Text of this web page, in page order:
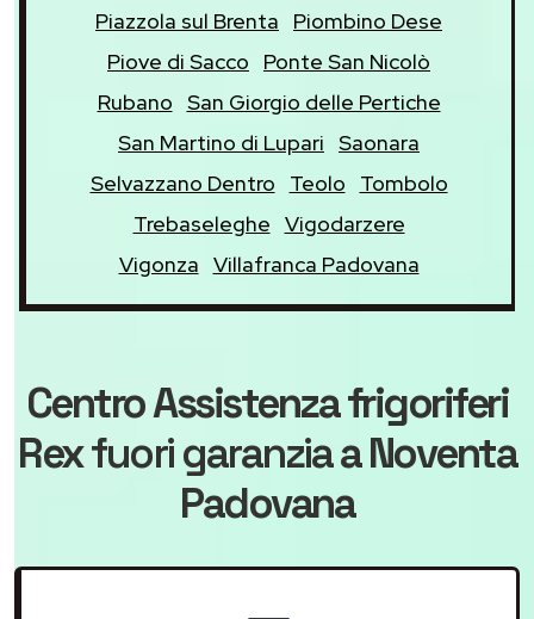
Piazzola sul Brenta
Piombino Dese
Piove di Sacco
Ponte San Nicolò
Rubano San Giorgio delle Pertiche
San Martino di Lupari Saonara
Selvazzano Dentro
Teolo
Tombolo
Trebaseleghe Vigodarzere
Vigonza Villafranca Padovana
Centro Assistenza frigoriferi
Rexfuori garanziaa Noventa
Padovana